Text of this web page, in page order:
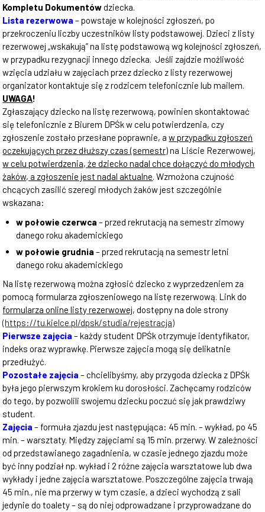
Kompletu Dokumentówdziecka.
Lista rezerwowa – powstaje w kolejności zgłoszeń, po
przekroczeniu liczby uczestników listy podstawowej. Dzieci z listy
rezerwowej „wskakują” na listę podstawową wg kolejności zgłoszeń,
w przypadku rezygnacji innego dziecka. Jeśli zajdzie możliwość
wzięcia udziału w zajęciach przez dziecko z listy rezerwowej
organizator kontaktuje się z rodzicem telefonicznie lub mailem.
UWAGA!
Zgłaszający dziecko na listę rezerwową, powinien skontaktować
się telefonicznie z Biurem DPŚk w celu potwierdzenia, czy
zgłoszenie zostało przesłane poprawnie, aw przypadku zgłoszeń
oczekujących przez dłuższy czas (semestr)na Liście Rezerwowej,
w celu potwierdzenia, że dziecko nadal chce dołączyć do młodych
żaków, a zgłoszenie jest nadal aktualne. Wzmożona czujność
chcących zasilić szeregi młodych żaków jest szczególnie
wskazana:
w połowie czerwca – przed rekrutacją na semestr zimowy
danego roku akademickiego
w połowie grudnia – przed rekrutacją na semestr letni
danego roku akademickiego
Na listę rezerwową można zgłosić dziecko z wyprzedzeniem za
pomocą formularza zgłoszeniowego na listę rezerwową. Link do
formularza online listy rezerwowej, dostępny na dole strony
(https://tu.kielce.pl/dpsk/studia/rejestracja)
Pierwsze zajęcia – każdy student DPŚk otrzymuje identyfikator,
indeks oraz wyprawkę. Pierwsze zajęcia mogą się delikatnie
przedłużyć.
Pozostałe zajęcia – chcielibyśmy, aby przygoda dziecka z DPŚk
była jego pierwszym krokiem ku dorosłości. Zachęcamy rodziców
do tego, by pozwolili swojemu dziecku poczuć się jak prawdziwy
student.
Zajęcia – formuła zjazdu jest następująca: 45 min. – wykład, po 45
min. – warsztaty. Między zajęciami są 15 min. przerwy. W zależności
od przedstawianego zagadnienia, w czasie jednego zjazdu może
być inny podział np. wykład i 2 różne zajęcia warsztatowe lub dwa
wykłady i jedne zajęcia warsztatowe. Poszczególne zajęcia trwają
45 min., nie ma przerwy w tym czasie, a dzieci wychodzą z sali
jedynie do toalety – są do niej odprowadzane i przyprowadzane do